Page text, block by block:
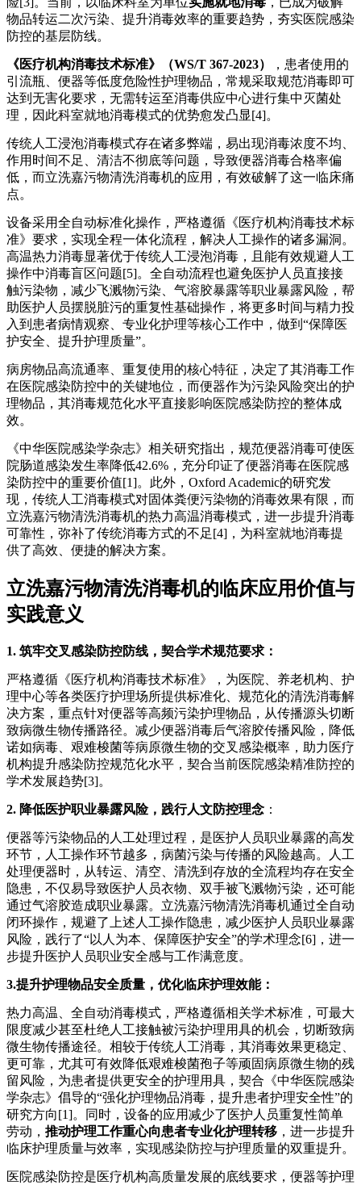
物品转运二次污染、提升消毒效率的重要趋势 ， 夯实医院感染
防控的基层防线。
《医疗机构消毒技术标准》（WS/T 367-2023）
，患者使用的
引流瓶、便器等低度危险性护理物品，常规采取规范消毒即可
达到无害化要求，无需转运至消毒供应中心进行集中灭菌处
理，因此科室就地消毒模式的优势愈发凸显[4]。
传统人工浸泡消毒模式存在诸多弊端，易出现消毒浓度不均、
作用时间不足、清洁不彻底等问题，导致便器消毒合格率偏
低，而立洗嘉污物清洗消毒机的应用，有效破解了这一临床痛
点。
设备采用全自动标准化操作，严格遵循《医疗机构消毒技术标
准》要求，实现全程一体化流程，解决人工操作的诸多漏洞。
高温热力消毒显著优于传统人工浸泡消毒，且能有效规避人工
操作中消毒盲区问题[5]。 全自动流程也避免医护人员直接接
触污染物，减少飞溅物污染、气溶胶暴露等职业暴露风险，帮
助医护人员摆脱脏污的重复性基础操作，将更多时间与精力投
入到患者病情观察、专业化护理等核心工作中 ，做到 “保障医
护安全、提升护理质量”。
病房物品高流通率、重复使用的核心特征，决定了其消毒工作
在医院感染防控中的关键地位，而便器作为污染风险突出的护
理物品，其消毒规范化水平直接影响医院感染防控的整体成
效。
《中华医院感染学杂志》相关研究指出，规范便器消毒可使医
院肠道感染发生率降低42.6%，充分印证了便器消毒在医院感
染防控中的重要价值[1]。此外，Oxford Academic的研究发
现，传统人工消毒模式对固体粪便污染物的消毒效果有限，而
立洗嘉污物清洗消毒机的热力高温消毒模式 ， 进一步提升消毒
可靠性，弥补了传统消毒方式的不足[4]，为科室就地消毒提
供了高效、便捷的解决方案。
立洗嘉污物清洗消毒机的临床应用价值与
实践意义
1. 筑牢交叉感染防控防线，契合学术规范要求：
严格遵循《医疗机构消毒技术标准》，为医院、养老机构、护
理中心等各类医疗护理场所提供标准化、规范化的清洗消毒解
决方案，重点针对便器等高频污染护理物品，从传播源头切断
致病微生物传播路径。 减少便器消毒后气溶胶传播风险，降低
诺如病毒、艰难梭菌等病原微生物的交叉感染概率，助力医疗
机构提升感染防控规范化水平，契合当前医院感染精准防控的
学术发展趋势[3]。
2. 降低医护职业暴露风险，践行人文防控理念 ：
便器等污染物品的人工处理过程，是医护人员职业暴露的高发
环节，人工操作环节越多，病菌污染与传播的风险越高。人工
处理便器时，从转运、清空、清洗到存放的全流程均存在安全
隐患，不仅易导致医护人员衣物、双手被飞溅物污染，还可能
通过气溶胶造成职业暴露。立洗嘉污物清洗消毒机通过全自动
闭环操作，规避了上述人工操作隐患，减少医护人员职业暴露
风险，践行了“以人为本、保障医护安全”的学术理念[6]，进一
步提升医护人员职业安全感与工作满意度。
3.提升护理物品安全质量，优化临床护理效能：
热力高温、全自动消毒模式，严格遵循相关学术标准，可最大
限度减少甚至杜绝人工接触被污染护理用具的机会，切断致病
微生物传播途径。相较于传统人工消毒，其消毒效果更稳定、
更可靠，尤其可有效降低艰难梭菌孢子等顽固病原微生物的残
留风险，为患者提供更安全的护理用具，契合《中华医院感染
学杂志》倡导的“强化护理物品消毒，提升患者护理安全性”的
研究方向[1]。同时，设备的应用减少了医护人员重复性简单
劳动， 推动护理工作重心向患者专业化护理转移 ，进一步提升
临床护理质量与效率，实现感染防控与护理质量的双重提升。
医院感染防控是医疗机构高质量发展的底线要求，便器等护理